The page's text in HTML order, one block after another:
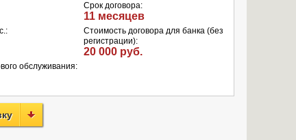
Срок договора:
11 месяцев
Стоимость договора для банка (без
регистрации):
20 000 руб.
обслуживания: